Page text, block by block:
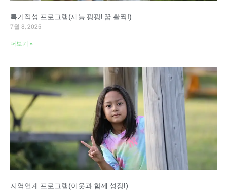
특기적성 프로그램(재능 팡팡! 꿈 활짝!)
7월 8, 2025
더보기 »
지역연계 프로그램(이웃과 함께 성장!)